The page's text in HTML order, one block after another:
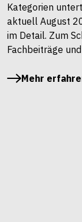
Kategorien
aktuell August
im Detail. Zum
Fachbeiträge und
Mehr